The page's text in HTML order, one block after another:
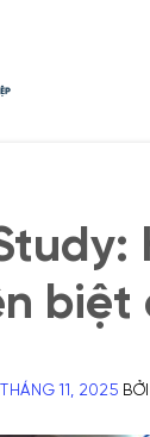
biệt
11, 2025 BỞI